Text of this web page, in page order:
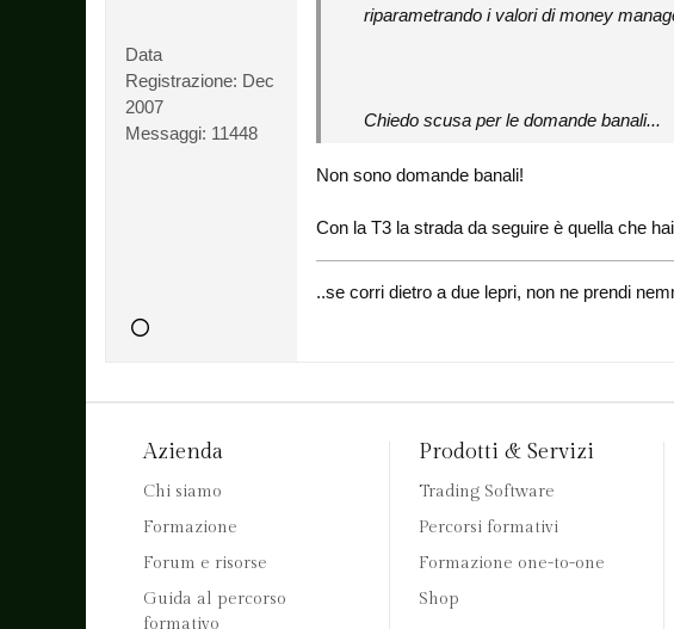
Data
Registrazione: Dec
2007
Messaggi: 11448
riparametrando i valori di money
Chiedo scusa per le domande banali...
Non sono domande banali!
Con la T3 la strada da seguire è quella che
..se corri dietro a due lepri, non ne prendi
Azienda
Chi siamo
Formazione
Forum e risorse
Guida al percorso
formativo
Prodotti & Servizi
Trading Software
Percorsi formativi
Formazione one-to-one
Shop